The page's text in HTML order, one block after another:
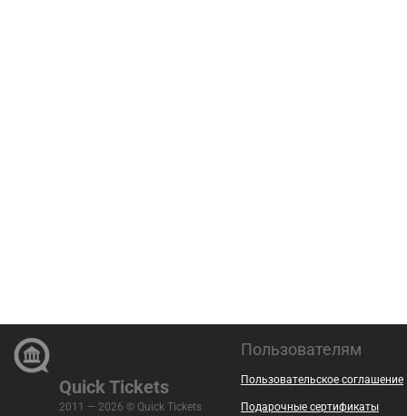
Quick Tickets
2011 — 2026 © Quick Tickets
Пользователям
Пользовательское соглашение
Подарочные сертификаты